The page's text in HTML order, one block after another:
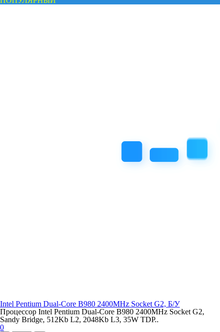
Intel Pentium Dual-Core B980 2400MHz Socket G2, Б/У
Процессор Intel Pentium Dual-Core B980 2400MHz Socket G2,
Sandy Bridge, 512Kb L2, 2048Kb L3, 35W TDP..
0